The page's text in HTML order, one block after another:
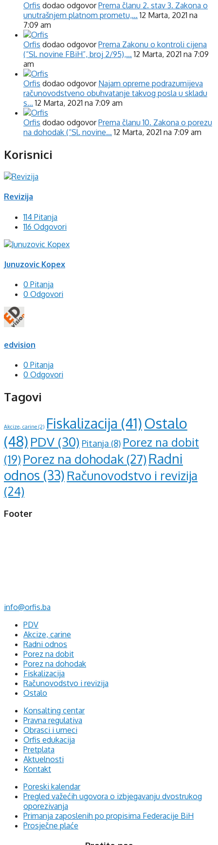
Orfis dodao odgovorPrema članu 2. stav 3. Zakona o
unutrašnjem platnom prometu,… 12 Marta, 2021 na
7:09 am
Orfis dodao odgovorPrema Zakonu o kontroli cijena
(“Sl. novine FBiH”, broj 2/95),… 12 Marta, 2021 na 7:09
am
Orfis dodao odgovor Najam opreme podrazumijeva
računovodstveno obuhvatanje takvog posla u skladu
s… 12 Marta, 2021 na 7:09 am
Orfis dodao odgovorPrema članu 10. Zakona o porezu
na dohodak (“Sl. novine… 12 Marta, 2021 na 7:09 am
Korisnici
Revizija
114 Pitanja
116 Odgovori
Junuzovic Kopex
0 Pitanja
0 Odgovori
edvision
0 Pitanja
0 Odgovori
Tagovi
Akcize, carine (2) Fiskalizacija (41)Ostalo
(48) PDV (30) Pitanja (8) Porez na dobit
(19) Porez na dohodak (27)Radni
odnos (33) Računovodstvo i revizija
(24)
Footer
info@orfis.ba
PDV
Akcize, carine
Radni odnos
Porez na dobit
Porez na dohodak
Fiskalizacija
Računovodstvo i revizija
Ostalo
Konsalting centar
Pravna regulativa
Obrasci i urneci
Orfis edukacija
Pretplata
Aktuelnosti
Kontakt
Poreski kalendar
Pregled važećih ugovora o izbjegavanju dvostrukog
oporezivanja
Primanja zaposlenih po propisima Federacije BiH
Prosječne plaće